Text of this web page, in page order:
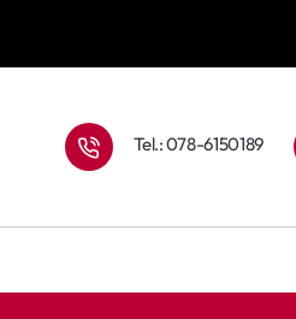
Tel.: 078-6150189